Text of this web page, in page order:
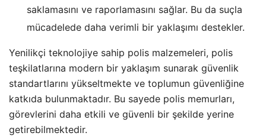
saklamasını ve raporlamasını sağlar. Bu da suçla
mücadelede daha verimli bir yaklaşımı destekler.
Yenilikçi teknolojiye sahip polis malzemeleri, polis
teşkilatlarına modern bir yaklaşım sunarak güvenlik
standartlarını yükseltmekte ve toplumun güvenliğine
katkıda bulunmaktadır. Bu sayede polis memurları,
görevlerini daha etkili ve güvenli bir şekilde yerine
getirebilmektedir.